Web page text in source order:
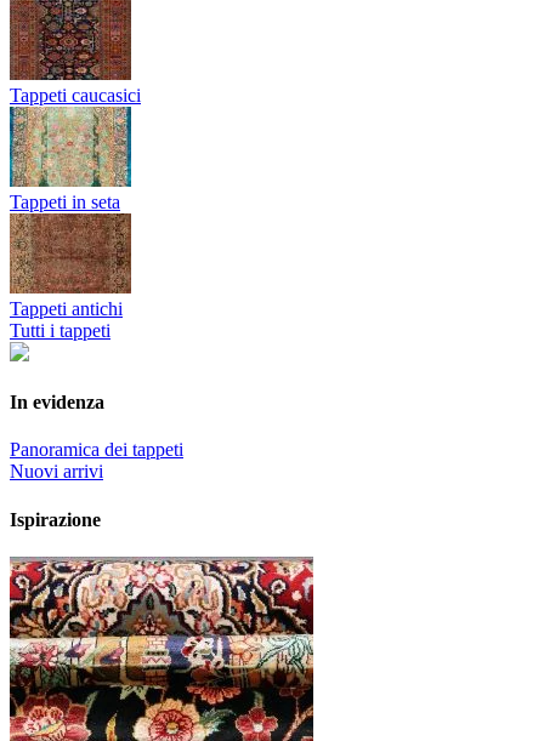
Tappeti caucasici
Tappeti in seta
Tappeti antichi
Tutti i tappeti
In evidenza
Panoramica dei tappeti
Nuovi arrivi
Ispirazione